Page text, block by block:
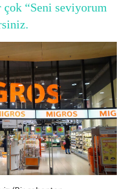
“Seni seviyorum